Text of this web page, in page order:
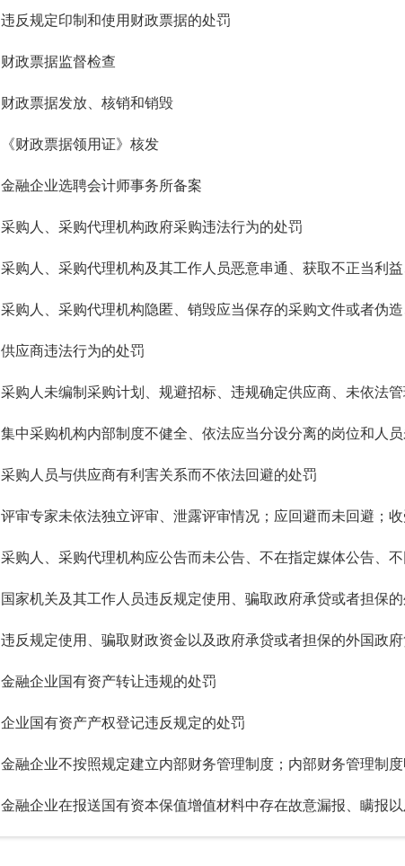
违反规定印制和使用财政票据的处罚
财政票据监督检查
财政票据发放、核销和销毁
《财政票据领用证》核发
金融企业选聘会计师事务所备案
采购人、采购代理机构政府采购违法行为的处罚
供应商违法行为的处罚
采购人员与供应商有利害关系而不依法回避的处罚
金融企业国有资产转让违规的处罚
企业国有资产产权登记违反规定的处罚